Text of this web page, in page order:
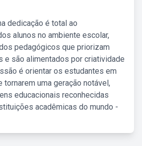
dedicação é total ao
alunos no ambiente escolar,
pedagógicos que priorizam
e são alimentados por criatividade
é orientar os estudantes em
tornarem uma geração notável,
educacionais reconhecidas
acadêmicas do mundo -